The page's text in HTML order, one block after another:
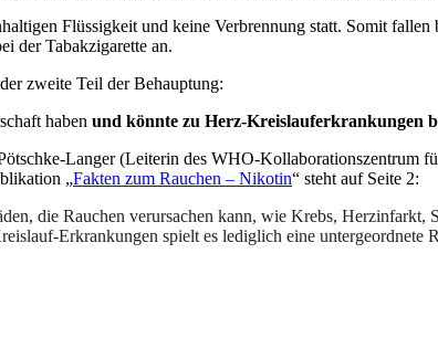
Flüssigkeit und keine Verbrennung statt. Somit
der Tabakzigarette an.
zweite Teil der Behauptung:
haben und könnte zu Herz-Kreislauferkrankungen
Langer (Leiterin des WHO-Kollaborationszentrum
„Fakten zum Rauchen – Nikotin“ steht auf Seite 2:
die Rauchen verursachen kann, wie Krebs,
Erkrankungen spielt es lediglich eine